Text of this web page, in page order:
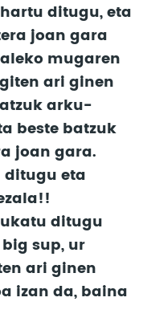
ditugu, eta
joan gara
mugaren
ari ginen
arku-
beste batzuk
joan gara.
eta
ditugu
sup, ur
ari ginen
izan da, baina